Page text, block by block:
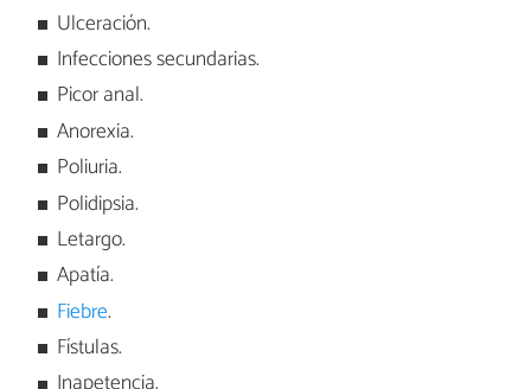
Ulceración.
Infecciones secundarias.
Picor anal.
Anorexia.
Poliuria.
Polidipsia.
Letargo.
Apatía.
Fiebre.
Fístulas.